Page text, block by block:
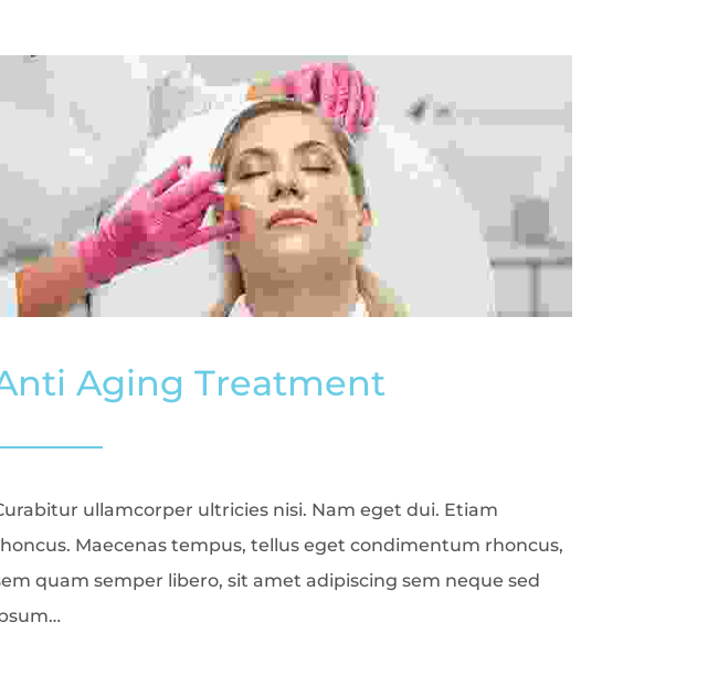
Aging Treatment
ullamcorper ultricies nisi. Nam eget dui. Etiam
Maecenas tempus, tellus eget condimentum rhoncus,
quam semper libero, sit amet adipiscing sem neque sed